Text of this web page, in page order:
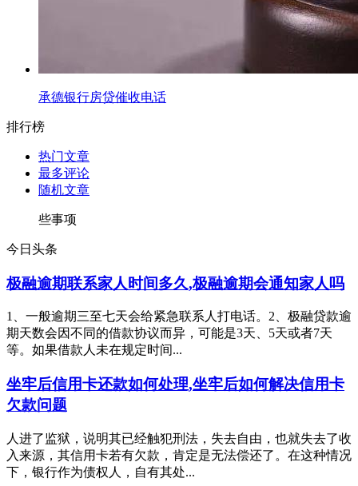
承德银行房贷催收电话
排行榜
热门文章
最多评论
随机文章
些事项
今日头条
极融逾期联系家人时间多久,极融逾期会通知家人吗
1、一般逾期三至七天会给紧急联系人打电话。2、极融贷款逾
期天数会因不同的借款协议而异，可能是3天、5天或者7天
等。如果借款人未在规定时间...
坐牢后信用卡还款如何处理,坐牢后如何解决信用卡
欠款问题
人进了监狱，说明其已经触犯刑法，失去自由，也就失去了收
入来源，其信用卡若有欠款，肯定是无法偿还了。在这种情况
下，银行作为债权人，自有其处...